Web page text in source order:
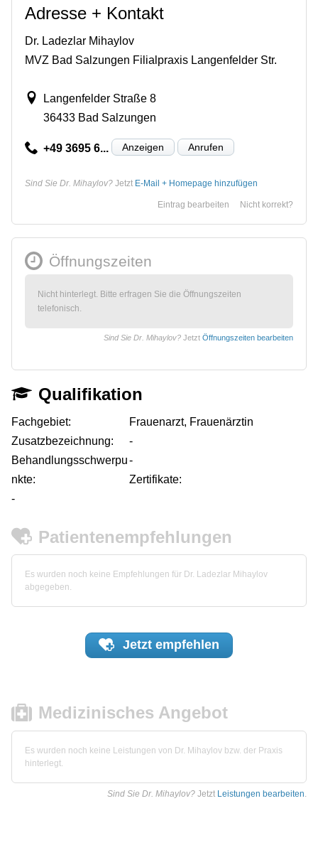
Adresse + Kontakt
Dr. Ladezlar Mihaylov
MVZ Bad Salzungen Filialpraxis Langenfelder Str.
Langenfelder Straße 8
36433 Bad Salzungen
+49 3695 6... Anzeigen Anrufen
Sind Sie Dr. Mihaylov? Jetzt E-Mail + Homepage hinzufügen
Nicht korrekt?
Eintrag bearbeiten
Öffnungszeiten
Nicht hinterlegt. Bitte erfragen Sie die Öffnungszeiten
telefonisch.
Sind Sie Dr. Mihaylov? Jetzt Öffnungszeiten bearbeiten
Qualifikation
Fachgebiet:
Frauenarzt, Frauenärztin
Zusatzbezeichnung:
-
Behandlungsschwerpu
nkte:
-
Zertifikate:
-
Patientenempfehlungen
Es wurden noch keine Empfehlungen für Dr. Ladezlar Mihaylov
abgegeben.
Jetzt empfehlen
Medizinisches Angebot
Es wurden noch keine Leistungen von Dr. Mihaylov bzw. der Praxis
hinterlegt.
Sind Sie Dr. Mihaylov? Jetzt Leistungen bearbeiten.